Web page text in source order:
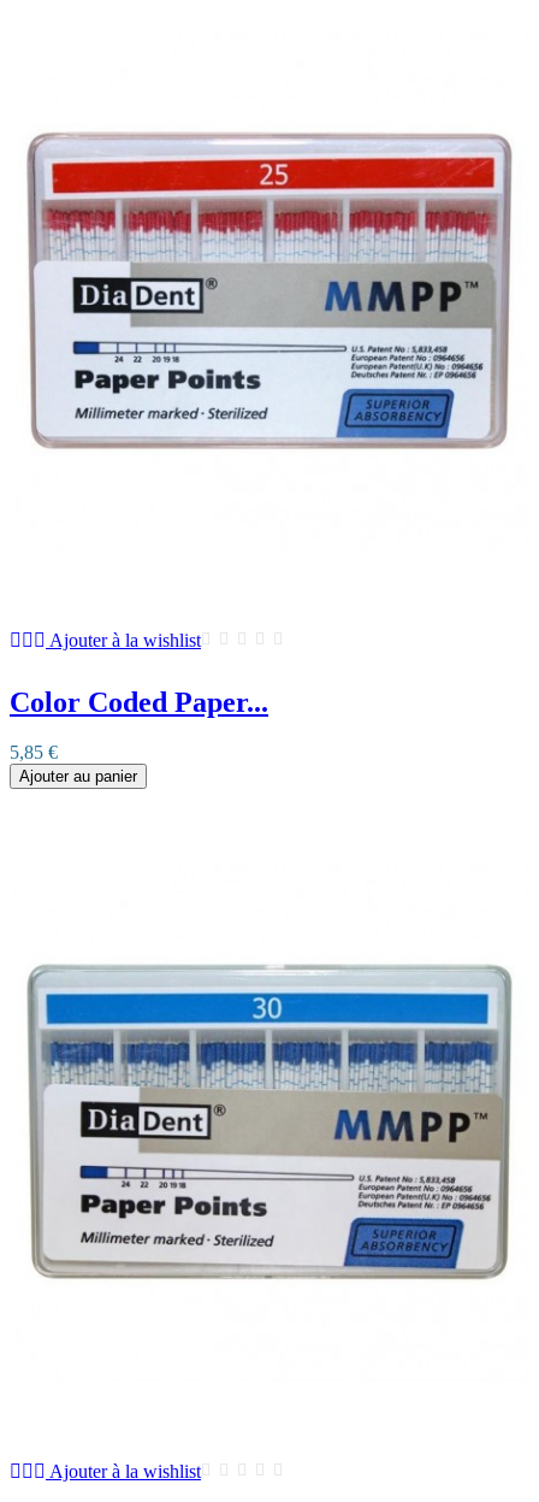
Ajouter à la wishlist
Color Coded Paper...
5,85 €
Ajouter au panier
Ajouter à la wishlist